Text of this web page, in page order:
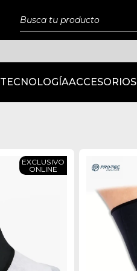
TECNOLOGÍAACCESORIOS
EXCLUSIVO
ONLINE